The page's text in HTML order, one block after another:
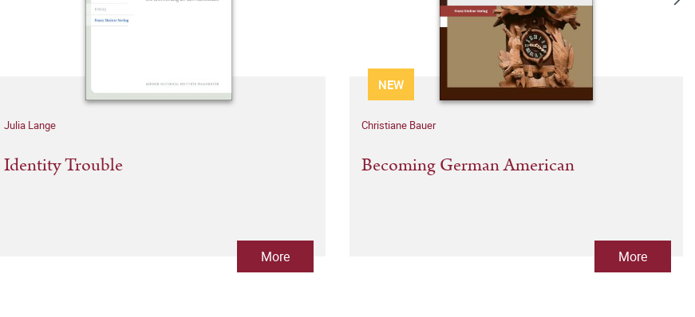
Julia Lange
Identity Trouble
More
NEW
Christiane Bauer
Becoming German American
More